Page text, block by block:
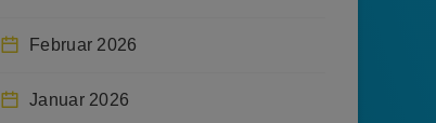
Februar 2026
Januar 2026